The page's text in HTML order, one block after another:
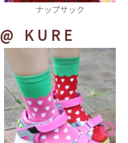
ショルダーバッグ
@ KURE